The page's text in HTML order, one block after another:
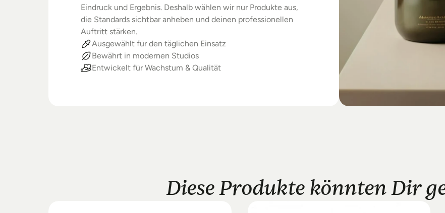
Eindruck und Ergebnis. Deshalb wählen wir nur Produkte aus,
die Standards sichtbar anheben und deinen professionellen
Auftritt stärken.
Ausgewählt für den täglichen Einsatz
Bewährt in modernen Studios
Entwickelt für Wachstum & Qualität
Diese Produkte könnten Dir